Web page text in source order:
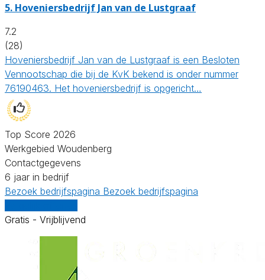
5. Hoveniersbedrijf Jan van de Lustgraaf
7.2
(28)
Hoveniersbedrijf Jan van de Lustgraaf is een Besloten
Vennootschap die bij de KvK bekend is onder nummer
76190463. Het hoveniersbedrijf is opgericht…
Top Score 2026
Werkgebied Woudenberg
Contactgegevens
6 jaar in bedrijf
Bezoek bedrijfspagina Bezoek bedrijfspagina
Gratis - Vrijblijvend